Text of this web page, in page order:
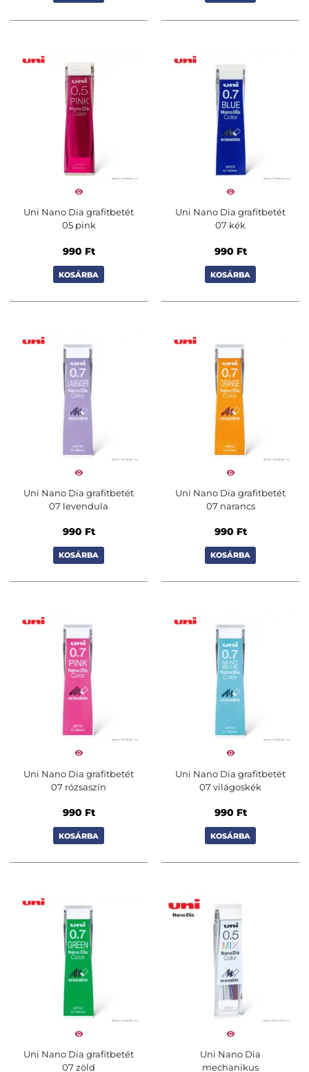
Uni Nano Dia grafitbetét
05 pink
990 Ft
KOSÁRBA
Uni Nano Dia grafitbetét
07 kék
990 Ft
KOSÁRBA
Uni Nano Dia grafitbetét
07 levendula
990 Ft
KOSÁRBA
Uni Nano Dia grafitbetét
07 narancs
990 Ft
KOSÁRBA
Uni Nano Dia grafitbetét
07 rózsaszín
990 Ft
KOSÁRBA
Uni Nano Dia grafitbetét
07 világoskék
990 Ft
KOSÁRBA
Uni Nano Dia grafitbetét
07 zöld
Uni Nano Dia
mechanikus